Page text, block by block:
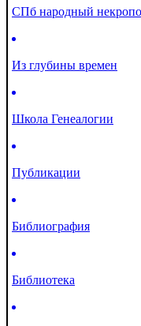
СПб народный
Из глубины времен
Школа Генеалогии
Публикации
Библиография
Библиотека